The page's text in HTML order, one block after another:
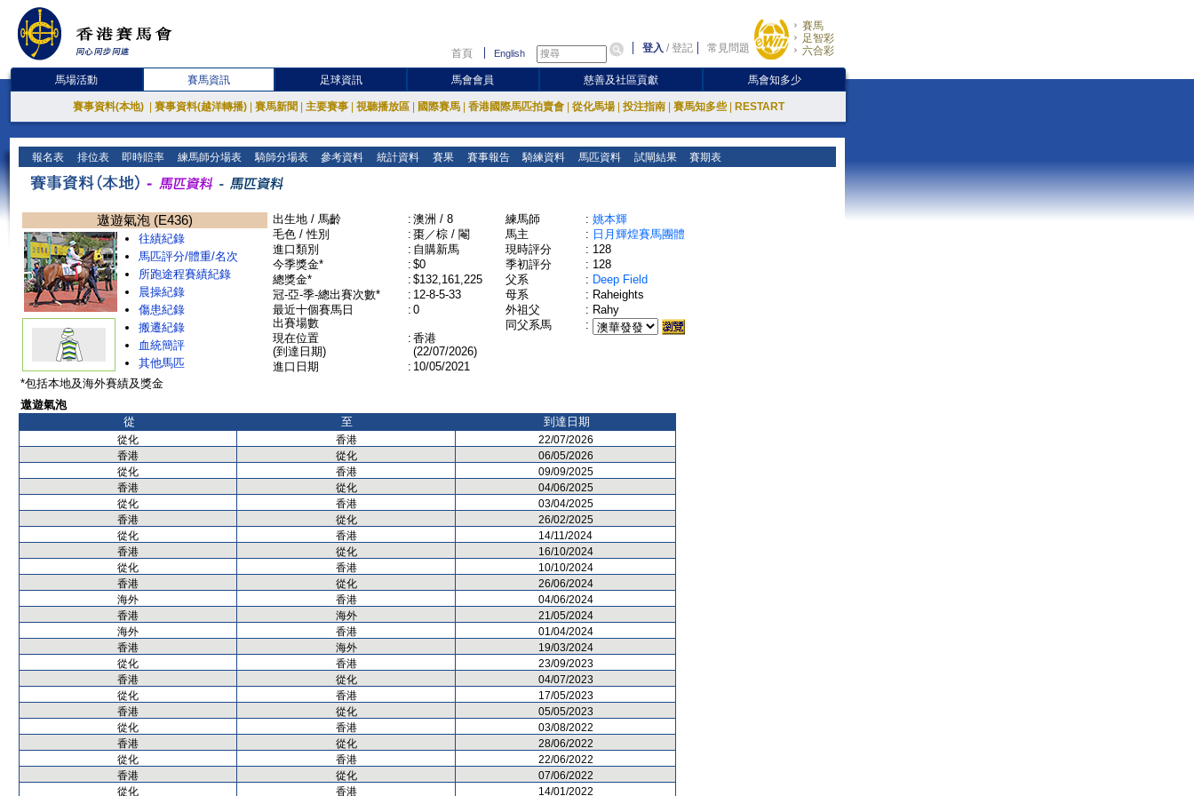
首頁 English 登入 /登記 常見問題
賽馬
足智彩
六合彩
馬場活動 賽馬資訊 足球資訊 馬會會員 慈善及社區貢獻 馬會知多少
賽事資料(本地) 賽事資料(越洋轉播) 賽馬新聞 主要賽事 視聽播放區 國際賽馬 香港國際馬匹拍賣會 從化馬場 投注指南 賽馬知多些 RESTART
報名表 排位表 即時賠率 練馬師分場表 騎師分場表 參考資料 統計資料 賽果 賽事報告 騎練資料 馬匹資料 試閘結果 賽期表
遨遊氣泡 (E436)
往績紀錄
馬匹評分/體重/名次
所跑途程賽績紀錄
晨操紀錄
傷患紀錄
搬遷紀錄
血統簡評
其他馬匹
出生地 / 馬齡 : 澳洲 / 8
毛色 / 性別
: 棗／棕 / 閹
進口類別
: 自購新馬
今季獎金*
: $0
總獎金*
: $132,161,225
冠-亞-季-總出賽次數*
: 12-8-5-33
最近十個賽馬日
出賽場數
: 0
現在位置
(到達日期)
: 香港
(22/07/2026)
進口日期
: 10/05/2021
練馬師 : 姚本輝
馬主
: 日月輝煌賽馬團體
現時評分
: 128
季初評分
: 128
父系
: Deep Field
母系
: Raheights
外祖父
: Rahy
同父系馬
:
*包括本地及海外賽績及獎金
遨遊氣泡
從
至 到達日期
從化 香港
22/07/2026
香港
從化
06/05/2026
從化
香港
09/09/2025
香港
從化
04/06/2025
從化
香港
03/04/2025
香港
從化
26/02/2025
從化
香港
14/11/2024
香港
從化
16/10/2024
從化
香港
10/10/2024
香港
從化
26/06/2024
海外
香港
04/06/2024
香港
海外
21/05/2024
海外
香港
01/04/2024
香港
海外
19/03/2024
從化
香港
23/09/2023
香港
從化
04/07/2023
從化
香港
17/05/2023
香港
從化
05/05/2023
從化
香港
03/08/2022
香港
從化
28/06/2022
從化
香港
22/06/2022
香港
從化
07/06/2022
從化
香港 14/01/2022